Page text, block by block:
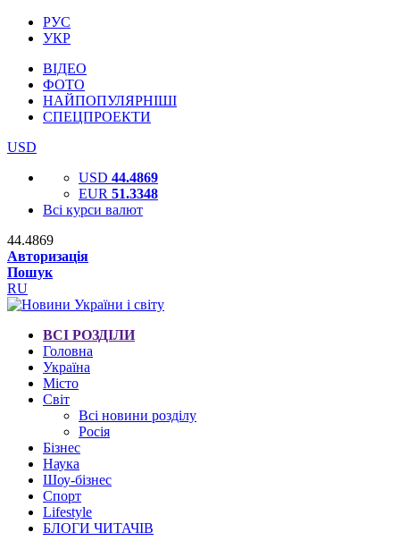
РУС
УКР
ВІДЕО
ФОТО
НАЙПОПУЛЯРНІШІ
СПЕЦПРОЕКТИ
USD
USD 44.4869
EUR 51.3348
Всі курси валют
44.4869
Авторизація
Пошук
RU
ВСІ РОЗДІЛИ
Головна
Україна
Місто
Світ
Всі новини розділу
Росія
Бізнес
Наука
Шоу-бізнес
Спорт
Lifestyle
БЛОГИ ЧИТАЧІВ